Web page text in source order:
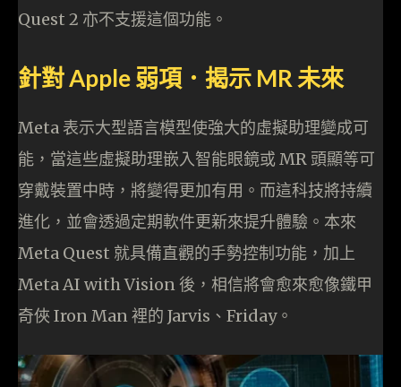
Quest 2 亦不支援這個功能。
針對 Apple 弱項．揭示 MR 未來
Meta 表示大型語言模型使強大的虛擬助理變成可
能，當這些虛擬助理嵌入智能眼鏡或 MR 頭顯等可
穿戴裝置中時，將變得更加有用。而這科技將持續
進化，並會透過定期軟件更新來提升體驗。本來
Meta Quest 就具備直觀的手勢控制功能，加上
Meta AI with Vision 後，相信將會愈來愈像鐵甲
奇俠 Iron Man 裡的 Jarvis、Friday。